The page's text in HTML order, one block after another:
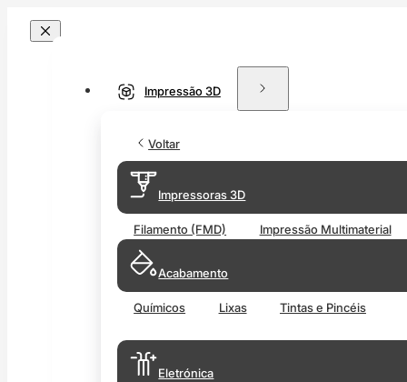
Impressão 3D
Voltar
Impressoras 3D
Filamento (FMD) Impressão Multimaterial
Acabamento
Químicos Lixas Tintas e Pincéis
Eletrónica